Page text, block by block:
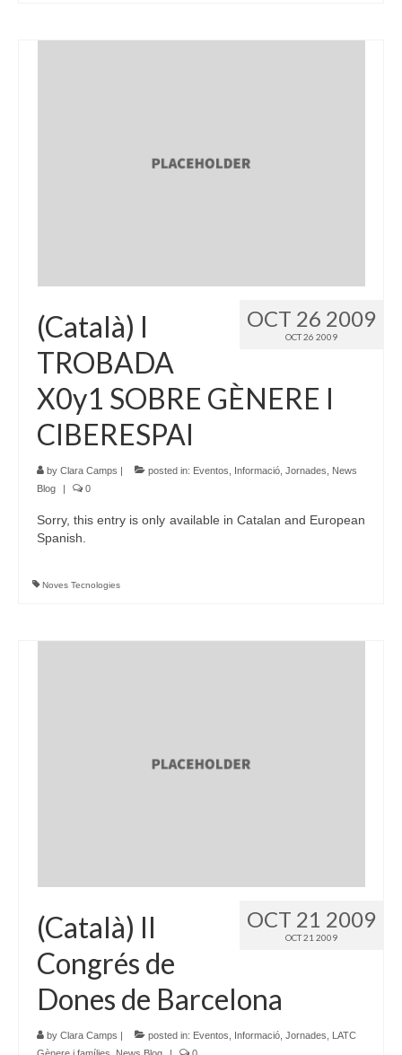
OCT 26 2009
OCT 26 2009
(Català) I
TROBADA
X0y1 SOBRE GÈNERE I
CIBERESPAI
by Clara Camps | posted in: Eventos Informació Jornades
News
Blog
| 0
Sorry, this entry is only available in Catalan and European
Spanish.
Noves Tecnologies
OCT 21 2009
OCT 21 2009
(Català) II
Congrés de
Dones de Barcelona
by Clara Camps | posted in: Eventos Informació Jornades
LATC
Gènere i famílies
News Blog | 0